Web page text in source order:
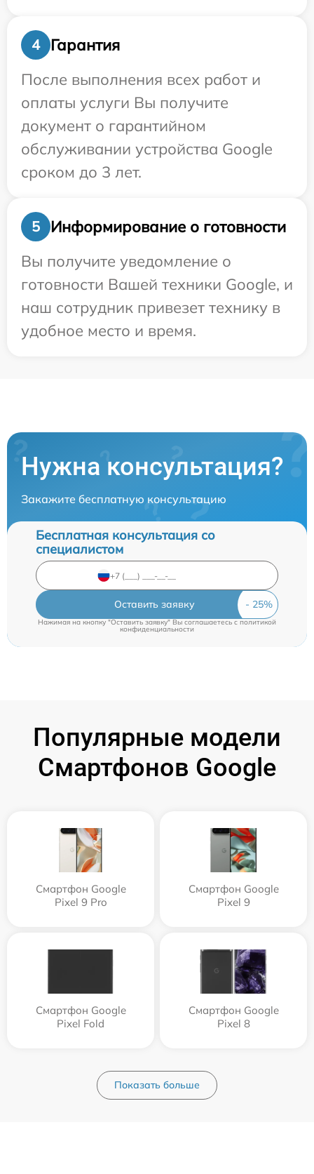
4
Гарантия
После выполнения всех работ и
оплаты услуги Вы получите
документ о гарантийном
обслуживании устройства Google
сроком до 3 лет.
5
Информирование о готовности
Вы получите уведомление о
готовности Вашей техники Google, и
наш сотрудник привезет технику в
удобное место и время.
Нужна консультация?
Закажите бесплатную консультацию
Бесплатная консультация со
специалистом
Оставить заявку
Нажимая на кнопку "Оставить заявку" Вы соглашаетесь c политикой
конфиденциальности
Популярные модели
Смартфонов Google
Смартфон Google
Pixel 9 Pro
Смартфон Google
Pixel 9
Смартфон Google
Pixel Fold
Смартфон Google
Pixel 8
Показать больше